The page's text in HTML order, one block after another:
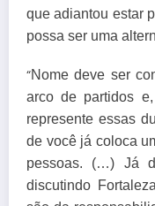
que adiantou estar
possa ser uma
“Nome deve ser
arco de partidos
represente essas
de você já coloca
pessoas. (…) Já
discutindo